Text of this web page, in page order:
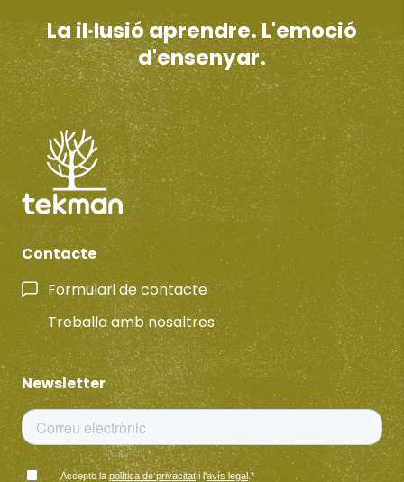
La il·lusió aprendre. L'emoció
d'ensenyar.
Contacte
Formulari de contacte
Treballa amb nosaltres
Newsletter
Accepto lapolítica de privacitati l'avís legal.*